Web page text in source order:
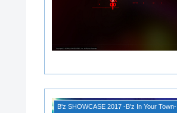
B'z SHOWCASE 2017 -B'z In Your Town-